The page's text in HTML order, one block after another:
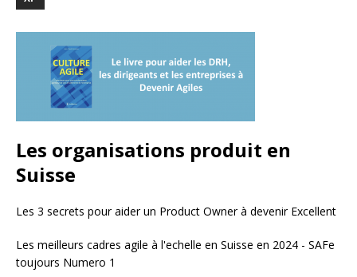
Les organisations produit en
Suisse
Les 3 secrets pour aider un Product Owner à devenir Excellent
Les meilleurs cadres agile à l'echelle en Suisse en 2024 - SAFe
toujours Numero 1